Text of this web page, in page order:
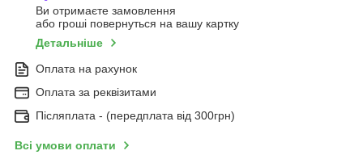
Ви отримаєте замовлення
або гроші повернуться на вашу картку
Детальніше
Оплата на рахунок
Оплата за реквізитами
Післяплата - (передплата від 300грн)
Всі умови оплати